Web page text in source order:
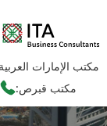
مكتب الإمارات
مكتب قبرص: